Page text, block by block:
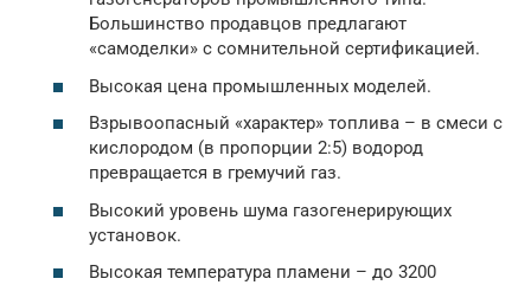
Большинство продавцов предлагают
«самоделки» с сомнительной сертификацией.
Высокая цена промышленных моделей.
Взрывоопасный «характер» топлива – в смеси с
кислородом (в пропорции 2:5) водород
превращается в гремучий газ.
Высокий уровень шума газогенерирующих
установок.
Высокая температура пламени – до 3200